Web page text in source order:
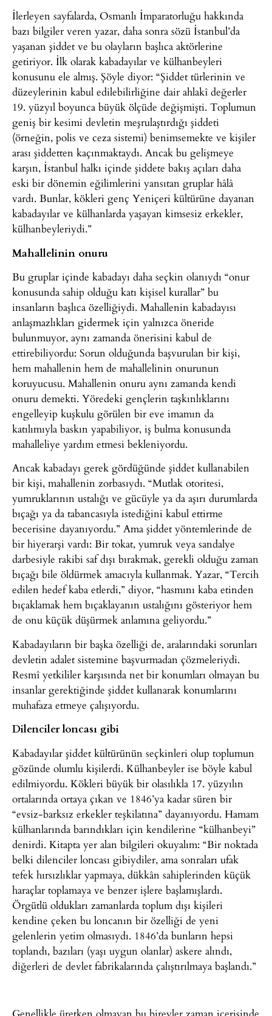
İlerleyen sayfalarda, Osmanlı İmparatorluğu hakkında
bazı bilgiler veren yazar, daha sonra sözü İstanbul’da
yaşanan şiddet ve bu olayların başlıca aktörlerine
getiriyor. İlk olarak kabadayılar ve külhanbeyleri
konusunu ele almış. Şöyle diyor: “Şiddet türlerinin ve
düzeylerinin kabul edilebilirliğine dair ahlakî değerler
19. yüzyıl boyunca büyük ölçüde değişmişti. Toplumun
geniş bir kesimi devletin meşrulaştırdığı şiddeti
(örneğin, polis ve ceza sistemi) benimsemekte ve kişiler
arası şiddetten kaçınmaktaydı. Ancak bu gelişmeye
karşın, İstanbul halkı içinde şiddete bakış açıları daha
eski bir dönemin eğilimlerini yansıtan gruplar hâlâ
vardı. Bunlar, kökleri genç Yeniçeri kültürüne dayanan
kabadayılar ve külhanlarda yaşayan kimsesiz erkekler,
külhanbeyleriydi.”
Mahallelinin onuru
Bu gruplar içinde kabadayı daha seçkin olanıydı “onur
konusunda sahip olduğu katı kişisel kurallar” bu
insanların başlıca özelliğiydi. Mahallenin kabadayısı
anlaşmazlıkları gidermek için yalnızca öneride
bulunmuyor, aynı zamanda önerisini kabul de
ettirebiliyordu: Sorun olduğunda başvurulan bir kişi,
hem mahallenin hem de mahallelinin onurunun
koruyucusu. Mahallenin onuru aynı zamanda kendi
onuru demekti. Yöredeki gençlerin taşkınlıklarını
engelleyip kuşkulu görülen bir eve imamın da
katılımıyla baskın yapabiliyor, iş bulma konusunda
mahalleliye yardım etmesi bekleniyordu.
Ancak kabadayı gerek gördüğünde şiddet kullanabilen
bir kişi, mahallenin zorbasıydı. “Mutlak otoritesi,
yumruklarının ustalığı ve gücüyle ya da aşırı durumlarda
bıçağı ya da tabancasıyla istediğini kabul ettirme
becerisine dayanıyordu.” Ama şiddet yöntemlerinde de
bir hiyerarşi vardı: Bir tokat, yumruk veya sandalye
darbesiyle rakibi saf dışı bırakmak, gerekli olduğu zaman
bıçağı bile öldürmek amacıyla kullanmak. Yazar, “Tercih
edilen hedef kaba etlerdi,” diyor, “hasmını kaba etinden
bıçaklamak hem bıçaklayanın ustalığını gösteriyor hem
de onu küçük düşürmek anlamına geliyordu.”
Kabadayıların bir başka özelliği de, aralarındaki sorunları
devletin adalet sistemine başvurmadan çözmeleriydi.
Resmî yetkililer karşısında net bir konumları olmayan bu
insanlar gerektiğinde şiddet kullanarak konumlarını
muhafaza etmeye çalışıyordu.
Dilenciler loncası gibi
Kabadayılar şiddet kültürünün seçkinleri olup toplumun
gözünde olumlu kişilerdi. Külhanbeyler ise böyle kabul
edilmiyordu. Kökleri büyük bir olasılıkla 17. yüzyılın
ortalarında ortaya çıkan ve 1846’ya kadar süren bir
“evsiz-barksız erkekler teşkilatına” dayanıyordu. Hamam
külhanlarında barındıkları için kendilerine “külhanbeyi”
denirdi. Kitapta yer alan bilgileri okuyalım: “Bir noktada
belki dilenciler loncası gibiydiler, ama sonraları ufak
tefek hırsızlıklar yapmaya, dükkân sahiplerinden küçük
haraçlar toplamaya ve benzer işlere başlamışlardı.
Örgütlü oldukları zamanlarda toplum dışı kişileri
kendine çeken bu loncanın bir özelliği de yeni
gelenlerin yetim olmasıydı. 1846’da bunların hepsi
toplandı, bazıları (yaşı uygun olanlar) askere alındı,
diğerleri de devlet fabrikalarında çalıştırılmaya başlandı.”